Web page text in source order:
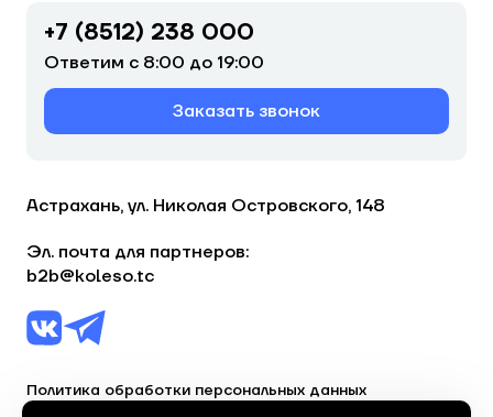
+7 (8512) 238 000
Ответим с 8:00 до 19:00
Заказать звонок
Астрахань, ул. Николая Островского, 148
Эл. почта для партнеров:
b2b@koleso.tc
Политика обработки персональных данных